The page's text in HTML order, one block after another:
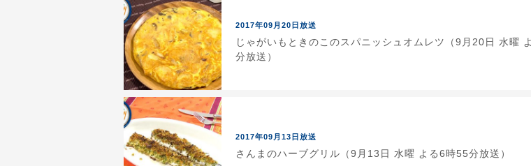
2017年09月20日放送
じゃがいもときのこのスパニッシュオムレツ（9月20日 水曜
分放送）
2017年09月13日放送
さんまのハーブグリル（9月13日 水曜 よる6時55分放送）